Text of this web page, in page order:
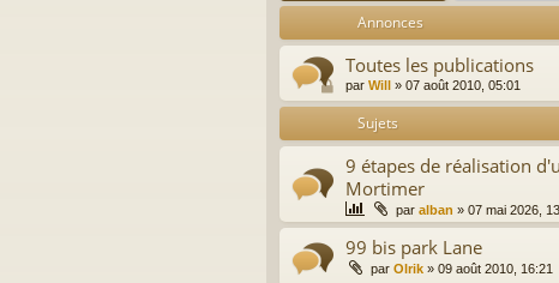
Annonces
Toutes les publications
par Will » 07 août 2010, 05:01
Sujets
9 étapes de réalisation
Mortimer
par alban » 07 mai 2026,
99 bis park Lane
par Olrik » 09 août 2010, 16:21